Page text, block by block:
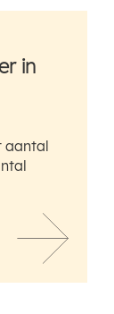
in
aantal